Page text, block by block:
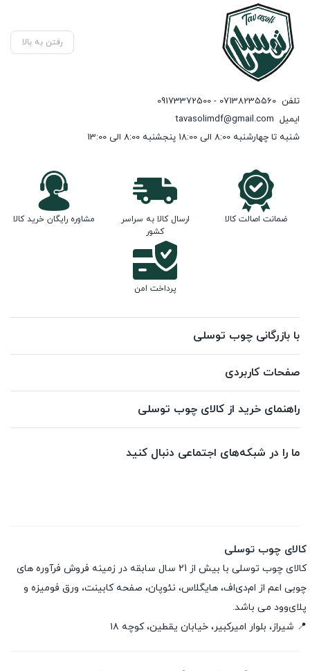
رفتن به بالا
تلفن 07138235560 - 09173372500
ایمیل tavasolimdf@gmail.com
شنبه تا چهارشنبه 8:00 الی 18:00 پنجشنبه 8:00 الی 13:00
ضمانت اصالت کالا
ارسال کالا به سراسر
کشور
مشاوره رایگان خرید کالا
پرداخت امن
با بازرگانی چوب توسلی
صفحات کاربردی
راهنمای خرید از کالای چوب توسلی
ما را در شبکه‌های اجتماعی دنبال کنید
کالای چوب توسلی
کالای چوب توسلی با بیش از 21 سال سابقه در زمینه فروش فرآوره های
چوبی اعم از ام‌دی‌اف، هایگلاس، نئوپان، صفحه کابینت، ورق فومیزه و
پلای‌وود می باشد.
📍 شیراز، بلوار امیرکبیر، خیابان یقطین، کوچه ۱۸